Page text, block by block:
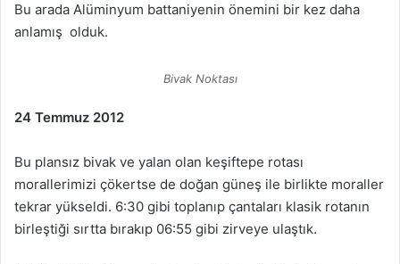
Bu arada Alüminyum battaniyenin önemini bir kez daha
anlamış olduk.
Bivak Noktası
24 Temmuz 2012
Bu plansız bivak ve yalan olan keşiftepe rotası
morallerimizi çökertse de doğan güneş ile birlikte moraller
tekrar yükseldi. 6:30 gibi toplanıp çantaları klasik rotanın
birleştiği sırtta bırakıp 06:55 gibi zirveye ulaştık.